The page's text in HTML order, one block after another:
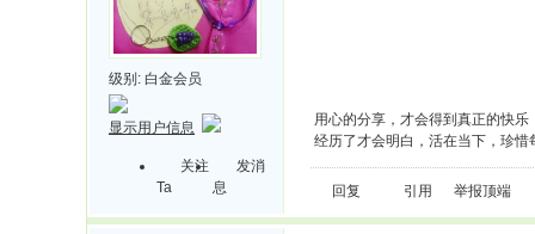
级别: 白金会员
显示用户信息
关注
Ta
发消
息
用心的分享，才会得到真正的快乐
经历了才会明白，活在当下，珍惜
回复 引用 举报顶端